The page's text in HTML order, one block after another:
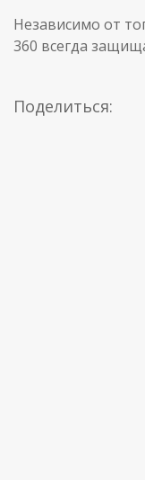
Независимо от
360 всегда
Поделиться: